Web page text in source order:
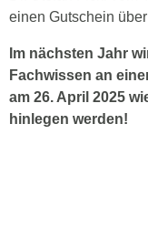
einen Gutschein
Im nächsten Jahr
Fachwissen an
am 26. April 2025
hinlegen werden!